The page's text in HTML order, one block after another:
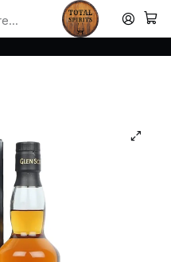
Despachamos a todo Chile.